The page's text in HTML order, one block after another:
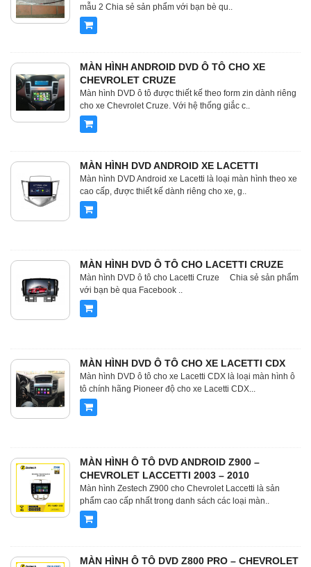
mẫu 2 Chia sẻ sản phẩm với bạn bè qu..
MÀN HÌNH ANDROID DVD Ô TÔ CHO XE
CHEVROLET CRUZE
Màn hình DVD ô tô được thiết kế theo form zin dành riêng
cho xe Chevrolet Cruze. Với hệ thống giắc c..
MÀN HÌNH DVD ANDROID XE LACETTI
Màn hình DVD Android xe Lacetti là loại màn hình theo xe
cao cấp, được thiết kế dành riêng cho xe, g..
MÀN HÌNH DVD Ô TÔ CHO LACETTI CRUZE
Màn hình DVD ô tô cho Lacetti Cruze Chia sẻ sản phẩm
với bạn bè qua Facebook ..
MÀN HÌNH DVD Ô TÔ CHO XE LACETTI CDX
Màn hình DVD ô tô cho xe Lacetti CDX là loại màn hình ô
tô chính hãng Pioneer độ cho xe Lacetti CDX...
MÀN HÌNH Ô TÔ DVD ANDROID Z900 –
CHEVROLET LACCETTI 2003 – 2010
Màn hình Zestech Z900 cho Chevrolet Laccetti là sản
phẩm cao cấp nhất trong danh sách các loại màn..
MÀN HÌNH Ô TÔ DVD Z800 PRO – CHEVROLET